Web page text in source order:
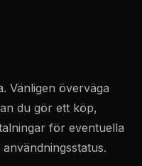
Vänligen överväga
du gör ett köp,
för eventuella